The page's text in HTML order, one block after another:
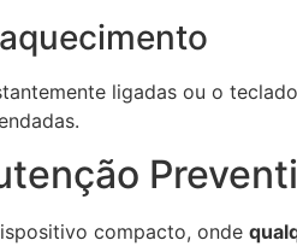
ligadas ou o
compacto, onde